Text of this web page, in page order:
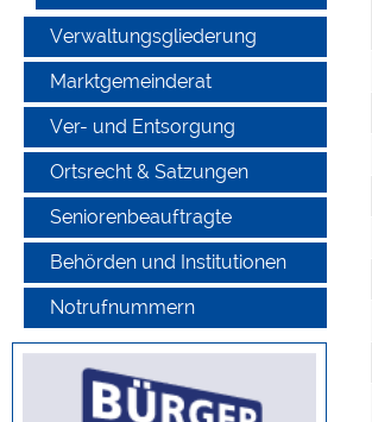
Verwaltungsgliederung
Marktgemeinderat
Ver- und Entsorgung
Ortsrecht & Satzungen
Seniorenbeauftragte
Behörden und Institutionen
Notrufnummern